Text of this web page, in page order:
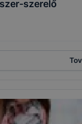
szerelő